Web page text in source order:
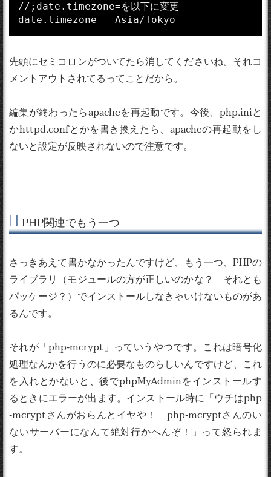
//;date.timezone=を以下に変更
先頭にセミコロンがついてたら消してくださいね。それコ
メントアウトされてるってことだから。
編集が終わったらapacheを再起動です。今後、php.iniと
かhttpd.confとかを書き換えたら、apacheの再起動をし
ないと設定が反映されないので注意です。
PHP関連でもう一つ
さっきあえて書かなかったんですけど、もう一つ、PHPの
ライブラリ（モジュールの方が正しいのかな？ それとも
パッケージ？）でインストールしなきゃいけないものがあ
るんです。
それが「php-mcrypt」っていうやつです。これは暗号化
処理なんかを行うのに必要なものらしいんですけど、これ
を入れとかないと、後でphpMyAdminをインストールす
るときにエラーが出ます。インストール時に「ウチはphp
-mcryptさんがおらんとイヤや！ php-mcryptさんのい
ないサーバーになんて絶対行かへんぞ！」って怒られま
す。